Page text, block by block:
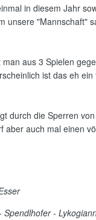
in diesem Jahr
unsere "Mannschaft"
aus 3 Spielen
ist das eh
durch die Sperren
aber auch mal einen
-